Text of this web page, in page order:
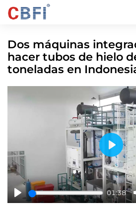
Dos máquinas
hacer tubos de hielo
toneladas en
Play
01:38
Play